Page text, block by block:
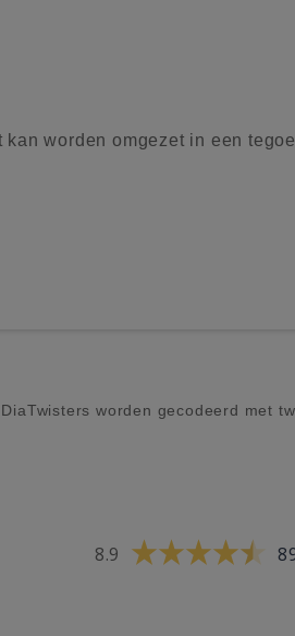
kan worden omgezet in een
worden gecodeerd met
8.9